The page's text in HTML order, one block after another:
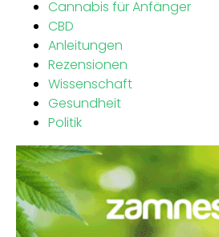
Cannabis für Anfänger
CBD
Anleitungen
Rezensionen
Wissenschaft
Gesundheit
Politik